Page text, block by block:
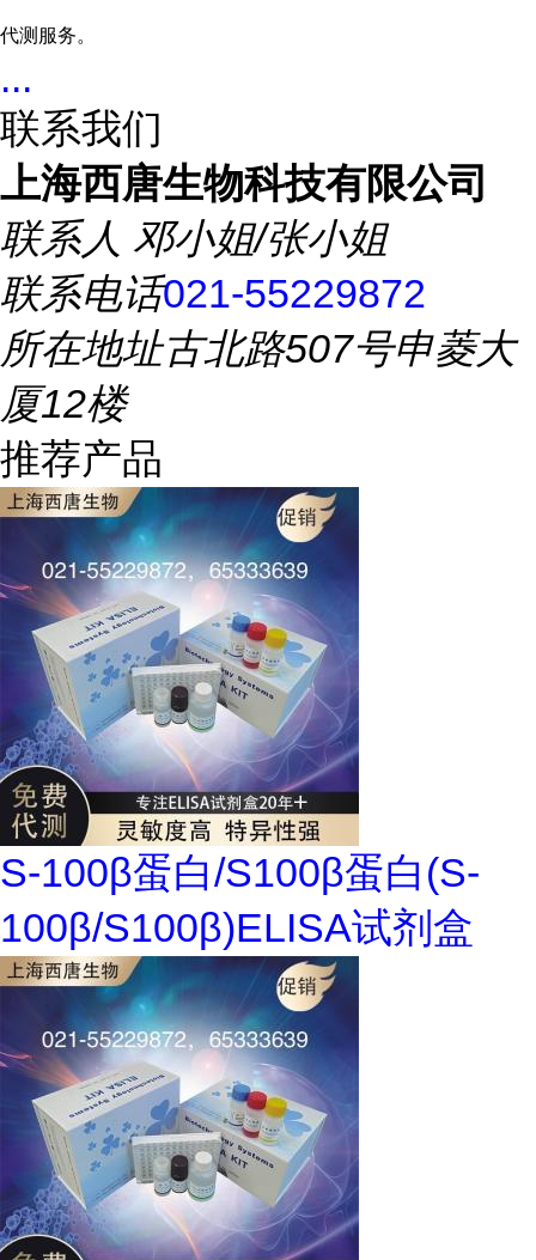
代测服务。
...
联系我们
上海西唐生物科技有限公司
联系人 邓小姐/张小姐
联系电话021-55229872
所在地址古北路507号申菱大
厦12楼
推荐产品
S-100β蛋白/S100β蛋白(S-
100β/S100β)ELISA试剂盒